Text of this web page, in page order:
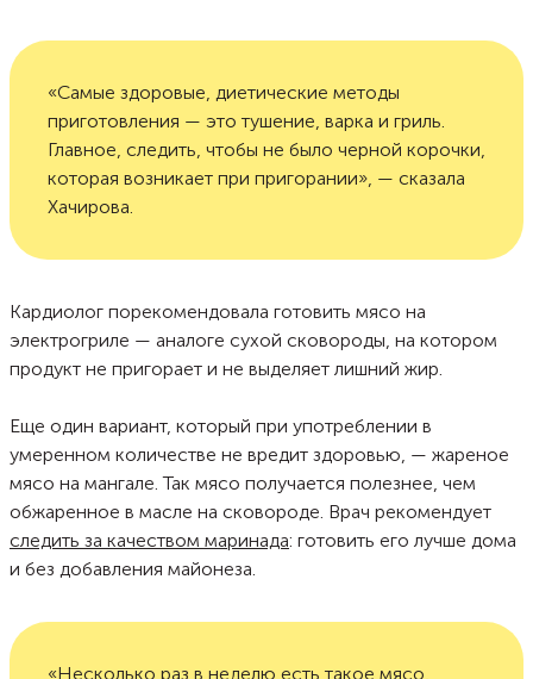
«Самые здоровые, диетические методы
приготовления — это тушение, варка и гриль.
Главное, следить, чтобы не было черной корочки,
которая возникает при пригорании», — сказала
Хачирова.
Кардиолог порекомендовала готовить мясо на
электрогриле — аналоге сухой сковороды, на котором
продукт не пригорает и не выделяет лишний жир.
Еще один вариант, который при употреблении в
умеренном количестве не вредит здоровью, — жареное
мясо на мангале. Так мясо получается полезнее, чем
обжаренное в масле на сковороде. Врач рекомендует
следить за качеством маринада: готовить его лучше дома
и без добавления майонеза.
«Несколько раз в неделю есть такое мясо,